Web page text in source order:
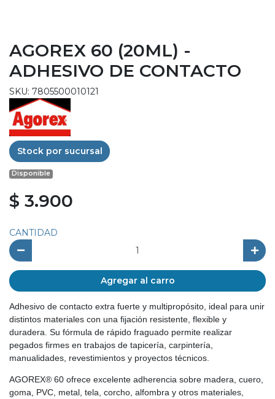
AGOREX 60 (20ML) -
ADHESIVO DE CONTACTO
SKU: 7805500010121
Stock por sucursal
Disponible
$ 3.900
CANTIDAD
Agregar al carro
Adhesivo de contacto extra fuerte y multipropósito, ideal para unir
distintos materiales con una fijación resistente, flexible y
duradera. Su fórmula de rápido fraguado permite realizar
pegados firmes en trabajos de tapicería, carpintería,
manualidades, revestimientos y proyectos técnicos.
AGOREX® 60 ofrece excelente adherencia sobre madera, cuero,
goma, PVC, metal, tela, corcho, alfombra y otros materiales,